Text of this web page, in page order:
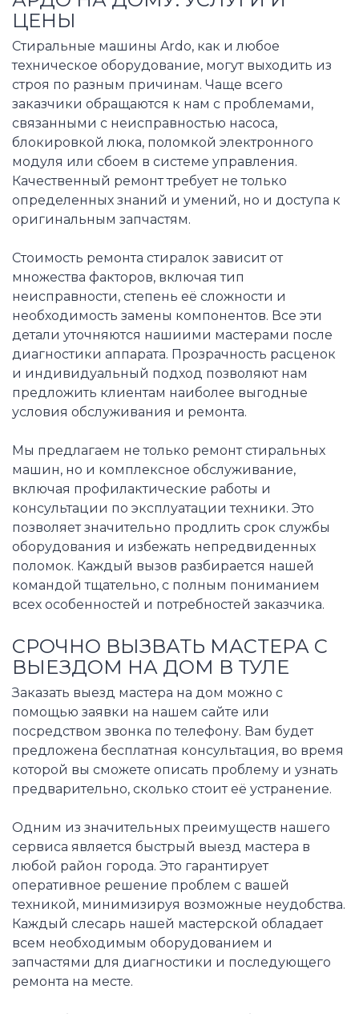
ЦЕНЫ
Стиральные машины Ardo, как и любое
техническое оборудование, могут выходить из
строя по разным причинам. Чаще всего
заказчики обращаются к нам с проблемами,
связанными с неисправностью насоса,
блокировкой люка, поломкой электронного
модуля или сбоем в системе управления.
Качественный ремонт требует не только
определенных знаний и умений, но и доступа к
оригинальным запчастям.
Стоимость ремонта стиралок зависит от
множества факторов, включая тип
неисправности, степень её сложности и
необходимость замены компонентов. Все эти
детали уточняются нашиими мастерами после
диагностики аппарата. Прозрачность расценок
и индивидуальный подход позволяют нам
предложить клиентам наиболее выгодные
условия обслуживания и ремонта.
Мы предлагаем не только ремонт стиральных
машин, но и комплексное обслуживание,
включая профилактические работы и
консультации по эксплуатации техники. Это
позволяет значительно продлить срок службы
оборудования и избежать непредвиденных
поломок. Каждый вызов разбирается нашей
командой тщательно, с полным пониманием
всех особенностей и потребностей заказчика.
СРОЧНО ВЫЗВАТЬ МАСТЕРА С
ВЫЕЗДОМ НА ДОМ В ТУЛЕ
Заказать выезд мастера на дом можно с
помощью заявки на нашем сайте или
посредством звонка по телефону. Вам будет
предложена бесплатная консультация, во время
которой вы сможете описать проблему и узнать
предварительно, сколько стоит её устранение.
Одним из значительных преимуществ нашего
сервиса является быстрый выезд мастера в
любой район города. Это гарантирует
оперативное решение проблем с вашей
техникой, минимизируя возможные неудобства.
Каждый слесарь нашей мастерской обладает
всем необходимым оборудованием и
запчастями для диагностики и последующего
ремонта на месте.